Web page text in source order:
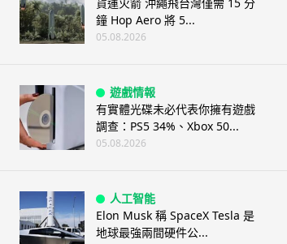
貨運火箭 沖繩飛台灣僅需 15 分
鐘 Hop Aero 將 5...
05.08.2026
遊戲情報
有實體光碟未必代表你擁有遊戲
調查：PS5 34%、Xbox 50...
05.08.2026
人工智能
Elon Musk 稱 SpaceX Tesla 是
地球最強兩間硬件公...